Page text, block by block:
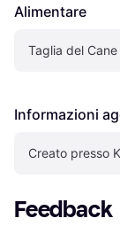
Alimentare
Taglia del Cane
Informazioni
Creato presso
Feedback